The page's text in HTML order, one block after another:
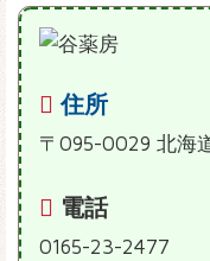
住所
〒095-0029 北海
電話
0165-23-2477